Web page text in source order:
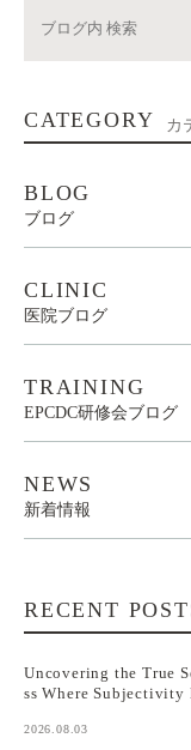
CATEGORY カ
BLOG
ブログ
CLINIC
医院ブログ
TRAINING
EPCDC研修会ブログ
NEWS
新着情報
RECENT
Uncovering the True
ss Where
2026.08.03